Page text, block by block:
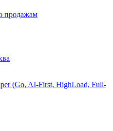
продажам
(Go, AI-First, HighLoad, Full-